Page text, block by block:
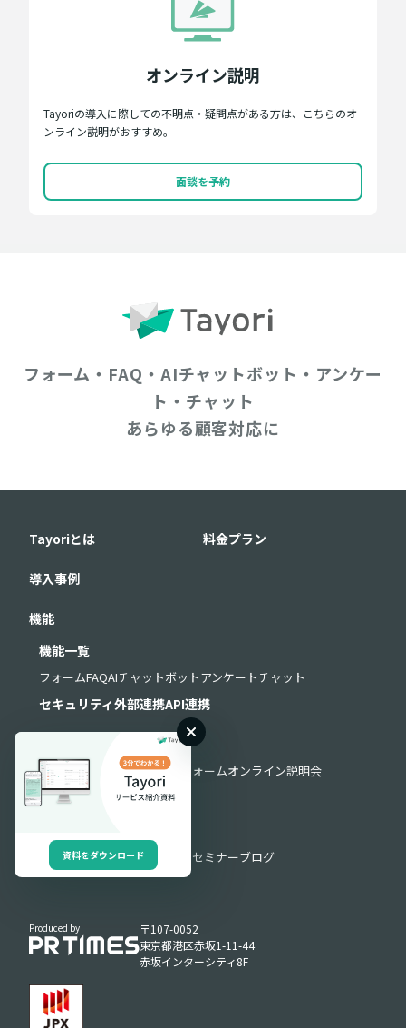
オンライン説明
Tayoriの導入に際しての不明点・疑問点がある方は、こちらのオ
ンライン説明がおすすめ。
面談を予約
フォーム・FAQ・AIチャットボット・アンケー
ト・チャット
あらゆる顧客対応に
Tayoriとは 料金プラン
導入事例
機能
機能一覧
フォームFAQAIチャットボットアンケートチャット
セキュリティ外部連携API連携
よくある質問 お問い合わせフォームオンライン説明会
導入・運用サポート
お役立ち資料動画ライブラリ セミナーブログ
Produced by
〒107-0052
東京都港区赤坂1-11-44
赤坂インターシティ8F
資料をダウンロード